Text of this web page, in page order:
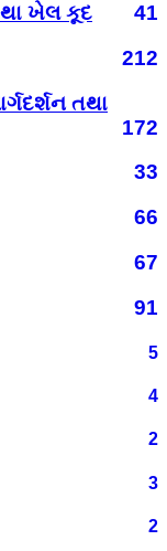
ખેલ કૂદ
41
212
તથા
172
33
66
67
91
5
4
2
3
2